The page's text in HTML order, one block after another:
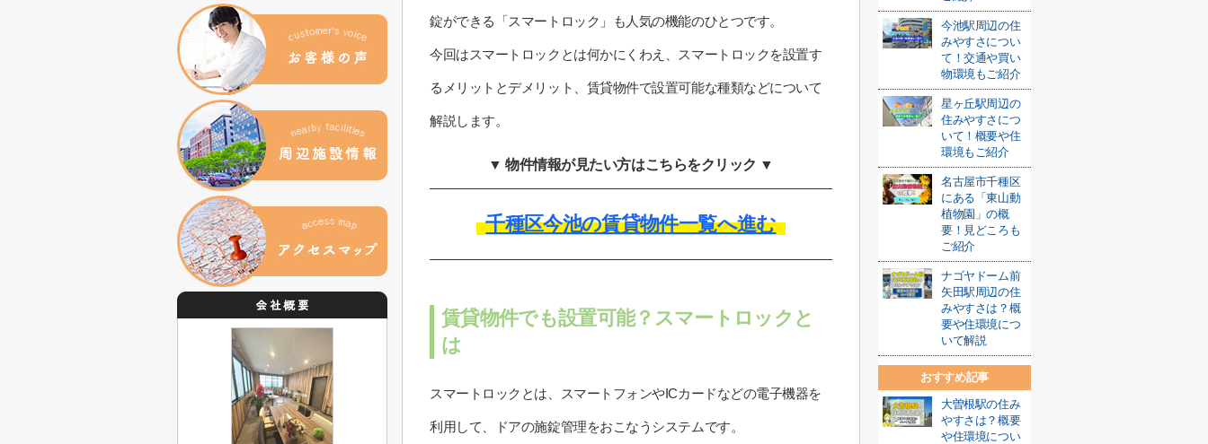
錠ができる「スマートロック」も人気の機能のひとつです。
今回はスマートロックとは何かにくわえ、スマートロックを設置す
るメリットとデメリット、賃貸物件で設置可能な種類などについて
解説します。
▼ 物件情報が見たい方はこちらをクリック ▼
千種区今池の賃貸物件一覧へ進む
賃貸物件でも設置可能？スマートロックと
は
スマートロックとは、スマートフォンやICカードなどの電子機器を
利用して、ドアの施錠管理をおこなうシステムです。
今池駅周辺の住
みやすさについ
て！交通や買い
物環境もご紹介
星ヶ丘駅周辺の
住みやすさにつ
いて！概要や住
環境もご紹介
名古屋市千種区
にある「東山動
植物園」の概
要！見どころも
ご紹介
ナゴヤドーム前
矢田駅周辺の住
みやすさは？概
要や住環境につ
いて解説
おすすめ記事
大曽根駅の住み
やすさは？概要
や住環境につい